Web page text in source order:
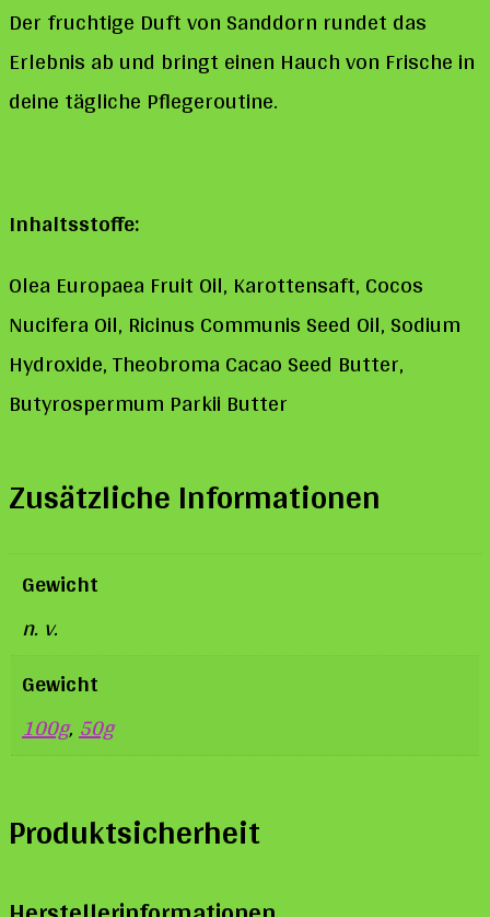
Der fruchtige Duft von Sanddorn rundet das
Erlebnis ab und bringt einen Hauch von Frische in
deine tägliche Pflegeroutine.
Inhaltsstoffe:
Olea Europaea Fruit Oil, Karottensaft, Cocos
Nucifera Oil, Ricinus Communis Seed Oil, Sodium
Hydroxide, Theobroma Cacao Seed Butter,
Butyrospermum Parkii Butter
Zusätzliche Informationen
Gewicht
n. v.
Gewicht
100g,50g
Produktsicherheit